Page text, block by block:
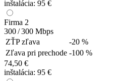
inštalácia: 95 €
Firma 2
300 / 300 Mbps
ZŤP zľava
-20 %
Zľava pri prechode -100 %
74,50 €
inštalácia: 95 €